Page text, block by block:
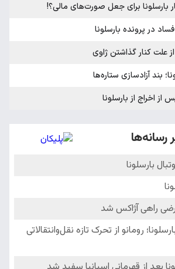
بارسلونا برای جعل صورت‌های مالی؟!
در پرونده بارسلونا
علت کنار گذاشتن ژاوی
بند آزادسازی ستاره‌ها
اخراج از بارسلونا